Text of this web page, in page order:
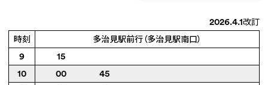
2026.4.1改訂
時刻
多治見駅前行（多治見駅南口）
9
15
10
00
45